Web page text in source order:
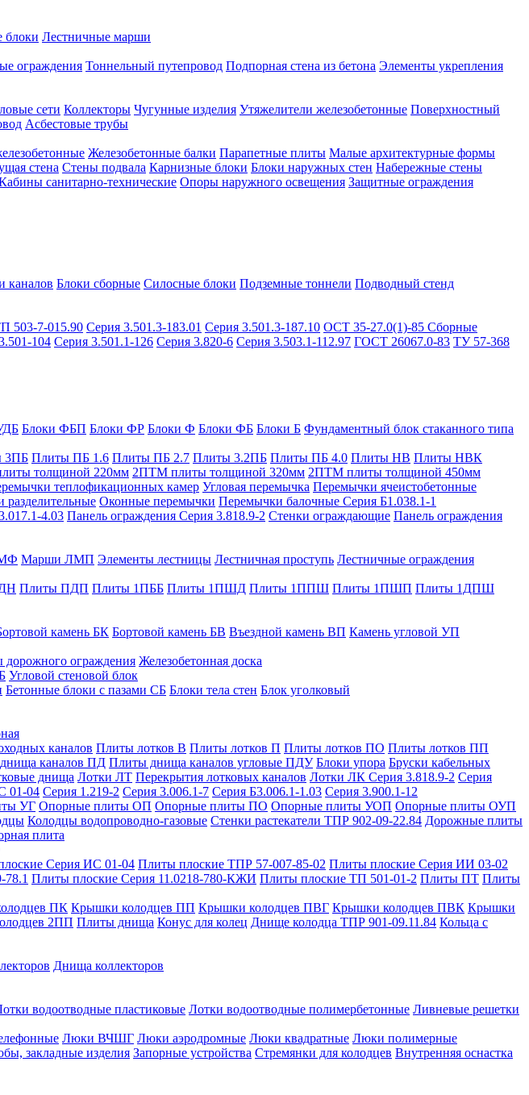
блоки Лестничные марши
ограждения Тоннельный путепровод Подпорная стена из бетона Элементы укрепления
сети Коллекторы Чугунные изделия Утяжелители железобетонные Поверхностный
Асбестовые трубы
Железобетонные балки Парапетные плиты Малые архитектурные формы
стена Стены подвала Карнизные блоки Блоки наружных стен Набережные стены
санитарно-технические Опоры наружного освещения Защитные ограждения
каналов Блоки сборные Силосные блоки Подземные тоннели Подводный стенд
503-7-015.90 Серия 3.501.3-183.01 Серия 3.501.3-187.10 ОСТ 35-27.0(1)-85 Сборные
104 Серия 3.501.1-126 Серия 3.820-6 Серия 3.503.1-112.97 ГОСТ 26067.0-83 ТУ 57-368
Блоки ФБП Блоки ФР Блоки Ф Блоки ФБ Блоки Б Фундаментный блок стаканного типа
3ПБ Плиты ПБ 1.6 Плиты ПБ 2.7 Плиты 3.2ПБ Плиты ПБ 4.0 Плиты НВ Плиты НВК
толщиной 220мм 2ПТМ плиты толщиной 320мм 2ПТМ плиты толщиной 450мм
теплофикационных камер Угловая перемычка Перемычки ячеистобетонные
Оконные перемычки Перемычки балочные Серия Б1.038.1-1
4.03 Панель ограждения Серия 3.818.9-2 Стенки ограждающие Панель ограждения
Марши ЛМП Элементы лестницы Лестничная проступь Лестничные ограждения
Плиты ПДП Плиты 1ПББ Плиты 1ПШД Плиты 1ППШ Плиты 1ПШП Плиты 1ДПШ
камень БК Бортовой камень БВ Въездной камень ВП Камень угловой УП
дорожного ограждения Железобетонная доска
Угловой стеновой блок
Бетонные блоки с пазами СБ Блоки тела стен Блок уголковый
каналов Плиты лотков В Плиты лотков П Плиты лотков ПО Плиты лотков ПП
каналов ПД Плиты днища каналов угловые ПДУ Блоки упора Бруски кабельных
днища Лотки ЛТ Перекрытия лотковых каналов Лотки ЛК Серия 3.818.9-2 Серия
01-04 Серия 1.219-2 Серия 3.006.1-7 Серия Б3.006.1-1.03 Серия 3.900.1-12
УГ Опорные плиты ОП Опорные плиты ПО Опорные плиты УОП Опорные плиты ОУП
Колодцы водопроводно-газовые Стенки растекатели ТПР 902-09-22.84 Дорожные плиты
плита
Серия ИС 01-04 Плиты плоские ТПР 57-007-85-02 Плиты плоские Серия ИИ 03-02
78.1 Плиты плоские Серия 11.0218-780-КЖИ Плиты плоские ТП 501-01-2 Плиты ПТ Плиты
ПК Крышки колодцев ПП Крышки колодцев ПВГ Крышки колодцев ПВК Крышки
2ПП Плиты днища Конус для колец Днище колодца ТПР 901-09.11.84 Кольца с
Днища коллекторов
водоотводные пластиковые Лотки водоотводные полимербетонные Ливневые решетки
Люки ВЧШГ Люки аэродромные Люки квадратные Люки полимерные
закладные изделия Запорные устройства Стремянки для колодцев Внутренняя оснастка